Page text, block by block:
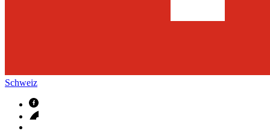
Schweiz